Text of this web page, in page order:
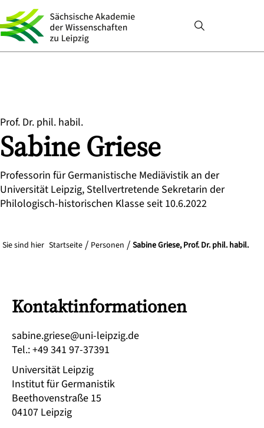
Prof. Dr. phil. habil.
SabineGriese
Professorin für Germanistische Mediävistik an der
Universität Leipzig, Stellvertretende Sekretarin der
Philologisch-historischen Klasse seit 10.6.2022
Sie sind hier Startseite Personen Sabine Griese, Prof. Dr. phil. habil.
Kontaktinformationen
ed.gizpiel-inu@eseirg.enibas
Tel.:+49 341 97-37391
Universität Leipzig
Institut für Germanistik
Beethovenstraße 15
04107 Leipzig